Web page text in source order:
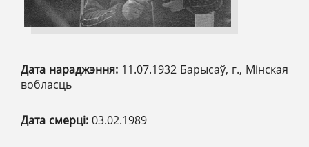
Дата нараджэння: 11.07.1932 Барысаў, г., Мінская
вобласць
Дата смерці: 03.02.1989